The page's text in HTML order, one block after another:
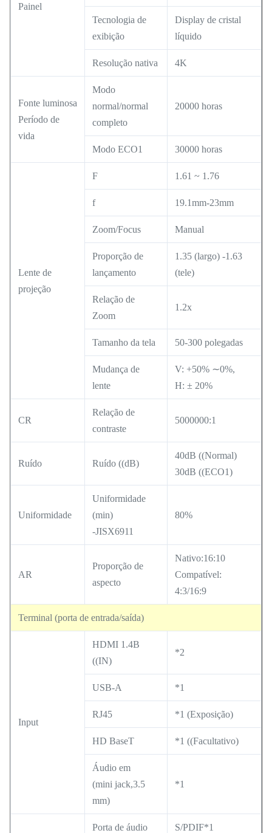
Painel
Tecnologia de
exibição
Display de cristal
líquido
Resolução nativa 4K
Fonte luminosa
Período de
vida
Modo
normal/normal
completo
20000 horas
Modo ECO1 30000 horas
Lente de
projeção
F 1.61 ~ 1.76
f 19.1mm-23mm
Zoom/Focus Manual
Proporção de
lançamento
1.35 (largo) -1.63
(tele)
Relação de
Zoom
1.2x
Tamanho da tela 50-300 polegadas
Mudança de
lente
V: +50% ∼0%,
H: ± 20%
CR
Relação de
contraste
5000000:1
Ruído Ruído ((dB)
40dB ((Normal)
30dB ((ECO1)
Uniformidade
Uniformidade
(min)
-JISX6911
80%
AR
Proporção de
aspecto
Nativo:16:10
Compatível:
4:3/16:9
Terminal (porta de entrada/saída)
Input
HDMI 1.4B
((IN)
*2
USB-A *1
RJ45 *1 (Exposição)
HD BaseT *1 ((Facultativo)
Áudio em
(mini jack,3.5
mm)
*1
Porta de áudio S/PDIF*1